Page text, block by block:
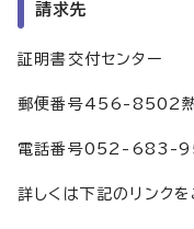
請求先
証明書交付センター
郵便番号456-8502熱
電話番号052-683-
詳しくは下記のリンクを